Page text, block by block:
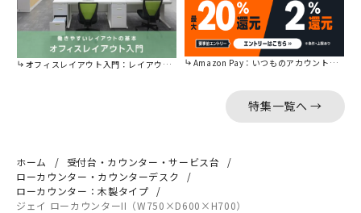
オフィスレイアウト入門：レイアウトの基本をご紹介。 Amazon Pay：いつものアカウントで簡単に決済可能。
特集一覧へ →
ホーム
受付台・カウンター・サービス台
ローカウンター・カウンターデスク
ローカウンター：木製タイプ
ジェイ ローカウンターII（W750×D600×H700）